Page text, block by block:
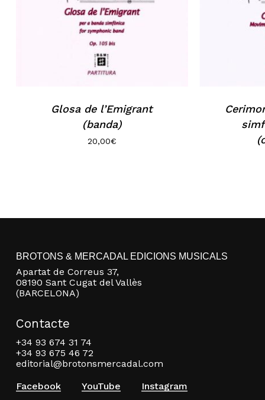
Glosa de l’Emigrant
(banda)
20,00€
BROTONS & MERCADAL EDICIONS MUSICALS
Apartat de Correus 37,
08190 Sant Cugat del Vallès
(BARCELONA)
Contacte
+34 93 674 31 74
+34 93 675 46 72
editorial@brotonsmercadal.com
Facebook
YouTube Instagram